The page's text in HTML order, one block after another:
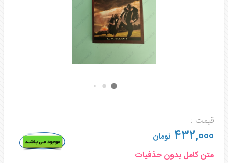
قیمت :
432,000 تومان
متن کامل بدون حذفیات